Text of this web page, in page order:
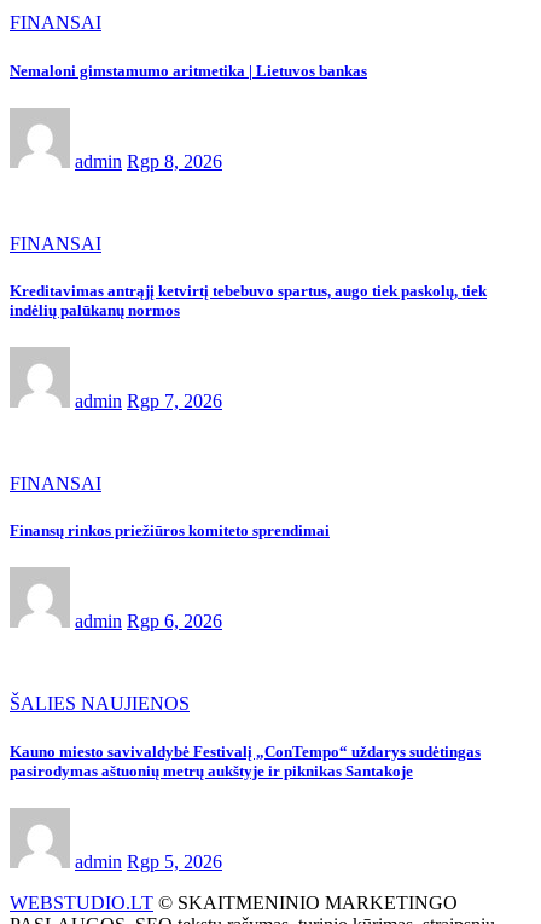
FINANSAI
Nemaloni gimstamumo aritmetika | Lietuvos bankas
admin Rgp 8, 2026
FINANSAI
Kreditavimas antrąjį ketvirtį tebebuvo spartus, augo tiek paskolų, tiek
indėlių palūkanų normos
admin Rgp 7, 2026
FINANSAI
Finansų rinkos priežiūros komiteto sprendimai
admin Rgp 6, 2026
ŠALIES NAUJIENOS
Kauno miesto savivaldybė Festivalį „ConTempo“ uždarys sudėtingas
pasirodymas aštuonių metrų aukštyje ir piknikas Santakoje
admin Rgp 5, 2026
WEBSTUDIO.LT © SKAITMENINIO MARKETINGO